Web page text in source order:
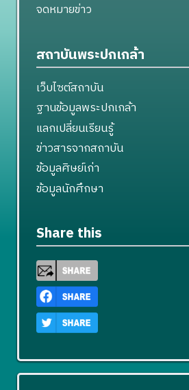
จดหมายข่าว
สถาบันพระปกเกล้า
เว็บไซต์สถาบัน
ฐานข้อมูลพระปกเกล้า
แลกเปลี่ยนเรียนรู้
ข่าวสารจากสถาบัน
ข้อมูลศิษย์เก่า
ข้อมูลนักศึกษา
Share this